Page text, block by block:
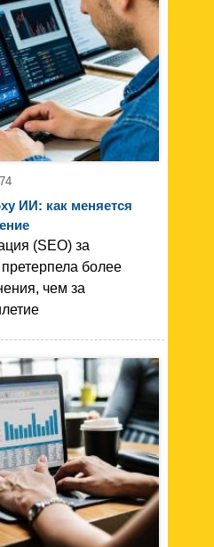
ИИ: как меняется
(SEO) за
более
чем за